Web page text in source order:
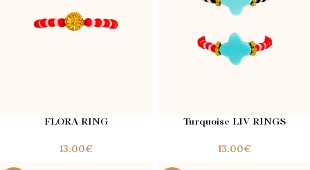
FLORA RING
€
Turquoise LIV RINGS
€